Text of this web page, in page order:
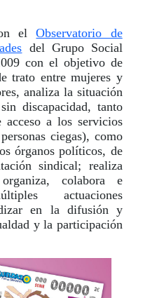
elObservatorio de
del Grupo Social
con el objetivo de
trato entre mujeres y
analiza la situación
discapacidad, tanto
acceso a los servicios
ciegas), como
órganos políticos, de
sindical; realiza
colabora e
actuaciones
en la difusión y
y la participación